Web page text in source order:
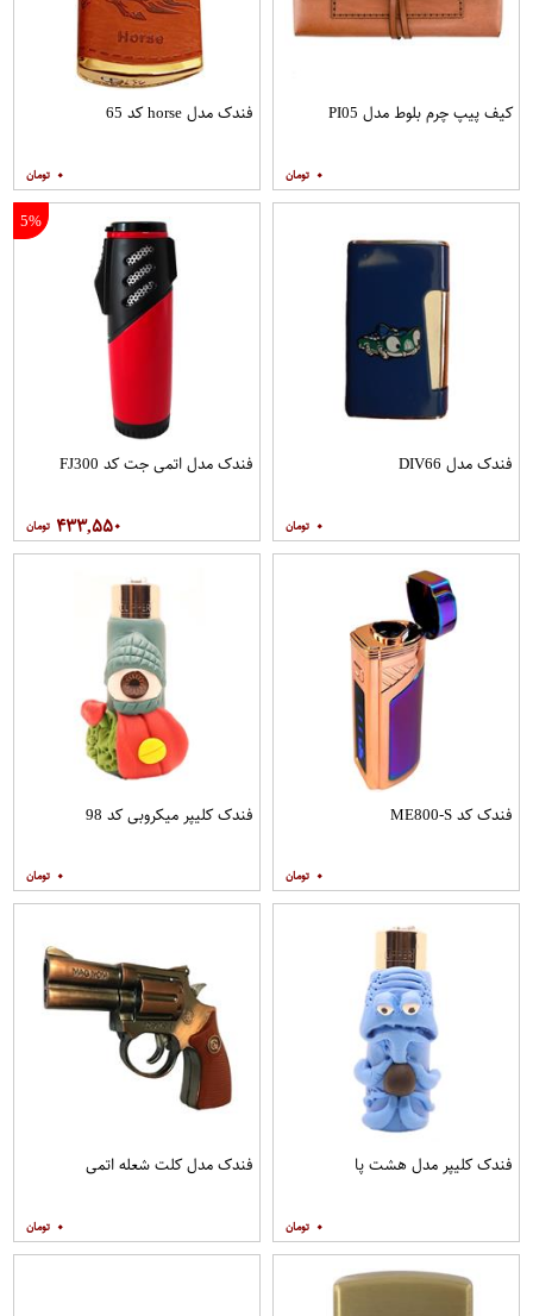
کیف پیپ چرم بلوط مدل PI05
۰
فندک مدل horse کد 65
۰
فندک مدل DIV66
۰
5%
فندک مدل اتمی جت کد FJ300
۴۳۳,۵۵۰
فندک کد ME800-S
۰
فندک کلیپر میکروبی کد 98
۰
فندک کلیپر مدل هشت پا
۰
فندک مدل کلت شعله اتمی
۰